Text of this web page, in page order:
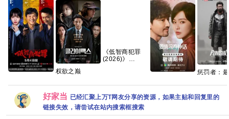
贼记 (2026)
【王骁/ 田曦薇 /
】【悬疑/ 犯
罪】【国语中
字】【4K 持续
权欲之巅
集】【1080p】
【韩语】【中文
字幕】
【13.7G】惊悚
悬疑 」
《低智商犯罪
(2026)》
(2026)更新中
4k+1080P国语
中字网盘资源
惩罚者：
比DV版 官
好家当 已经汇聚上万T网友分享的资源，如果主贴和回复里的
链接失效，请尝试在站内搜索框搜索